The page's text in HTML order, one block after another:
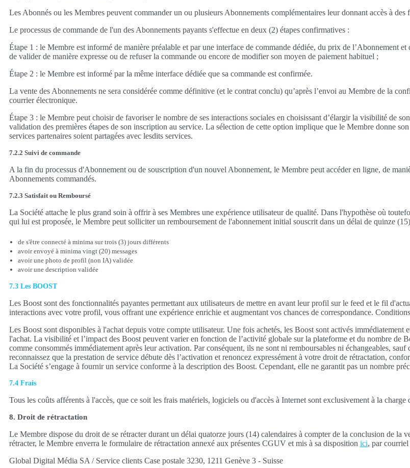
Les Abonnés ou les Membres peuvent commander un ou plusieurs Abonnements complémentaires leur donnant accès à
Le processus de commande de l'un des Abonnements payants s'effectue en deux (2) étapes confirmatives :
Étape 1 : le Membre est informé de manière préalable et par une interface de commande dédiée, du prix de l’Abonnement
de valider de manière expresse ou de refuser la commande ou encore de modifier son moyen de paiement habituel ;
Étape 2 : le Membre est informé par la même interface dédiée que sa commande est confirmée.
La vente des Abonnements ne sera considérée comme définitive (et le contrat conclu) qu’après l’envoi au Membre de la
courrier électronique.
Étape 3 : le Membre peut choisir de favoriser le nombre de ses interactions sociales en choisissant d’élargir la visibilité de
validation des premières étapes de son inscription au service. La sélection de cette option implique que le Membre donne
services partenaires soient partagées avec lesdits services.
7.2.2 Suivi de commande
A la fin du processus d'Abonnement ou de souscription d'un nouvel Abonnement, le Membre peut accéder en ligne, de
Abonnements commandés.
7.2.3 Satisfait ou Remboursé
La Société attache le plus grand soin à offrir à ses Membres une expérience utilisateur de qualité. Dans l'hypothèse où
qui lui est proposée, le Membre peut solliciter un remboursement de l'abonnement initial souscrit dans un délai de quinze
de s'être connecté à minima sur trois (3) jours différents
avoir envoyé à minima vingt (20) messages
avoir une photo de profil (non IA) validée
avoir une description validée
7.3 Les BOOST
Les Boost sont des fonctionnalités payantes permettant aux utilisateurs de mettre en avant leur profil sur le feed et le fil
interactions avec votre profil, vous offrant une expérience enrichie et augmentant vos chances de correspondance.
Les Boost sont disponibles à l'achat depuis votre compte utilisateur. Une fois achetés, les Boost sont activés
l'achat. La visibilité et l’impact des Boost peuvent varier en fonction de l’activité globale sur la plateforme et du nombre de
comme consommés immédiatement après leur activation. Par conséquent, ils ne sont ni remboursables ni échangeables,
reconnaissez que la prestation de service débute dès l’activation et renoncez expressément à votre droit de rétractation,
La Société s’engage à fournir un service conforme à la description des Boost. Cependant, elle ne garantit pas un nombre
7.4 Frais
Tous les coûts afférents à l'accès, que ce soit les frais matériels, logiciels ou d'accès à Internet sont exclusivement à la charge
8. Droit de rétractation
Le Membre dispose du droit de se rétracter durant un délai quatorze jours (14) calendaires à compter de la conclusion de la
rétracter, le Membre enverra le formulaire de rétractation annexé aux présentes CGUV et mis à sa disposition ici, par courriel
Global Digital Média SA / Service clients Case postale 3230, 1211 Genève 3 - Suisse